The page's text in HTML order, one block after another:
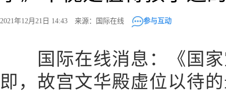
2021年12月21日 14:43 来源：国际在线 参与互动
国际在线消息：《国家
即，故宫文华殿虚位以待